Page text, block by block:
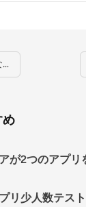
…
め
が2つのアプリ
リ少人数テス